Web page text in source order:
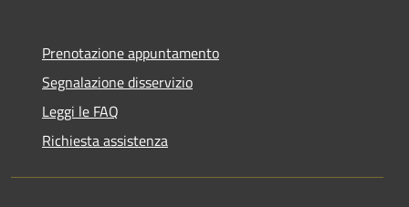
Prenotazione appuntamento
Segnalazione disservizio
Leggi le FAQ
Richiesta assistenza